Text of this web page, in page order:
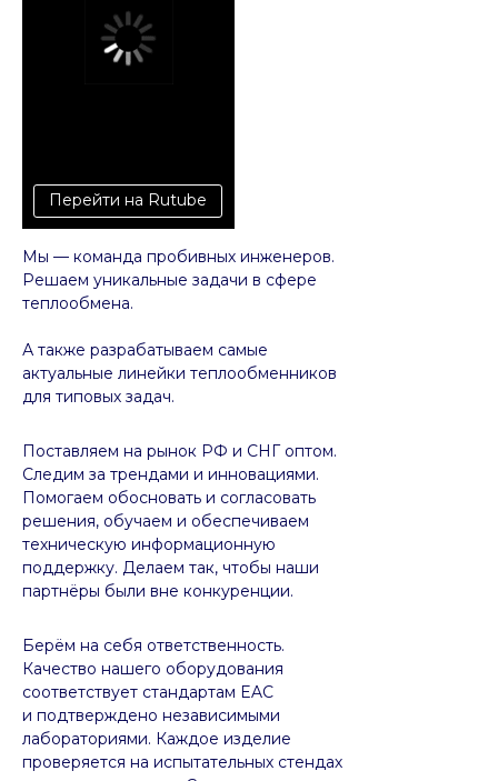
Мы — команда пробивных инженеров.
Решаем уникальные задачи в сфере
теплообмена.
А также разрабатываем самые
актуальные линейки теплообменников
для типовых задач.
Берём на себя ответственность.
Качество нашего оборудования
соответствует стандартам EAC
и подтверждено независимыми
лабораториями. Каждое изделие
проверяется на испытательных стендах
Поставляем на рынок РФ и СНГ оптом.
Следим за трендами и инновациями.
Помогаем обосновать и согласовать
решения, обучаем и обеспечиваем
техническую информационную
поддержку. Делаем так, чтобы наши
партнёры были вне конкуренции.
Перейти на Rutube